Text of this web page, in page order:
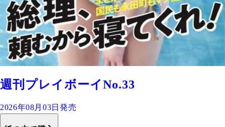
週刊プレイボーイNo.33
2026年08月03日発売